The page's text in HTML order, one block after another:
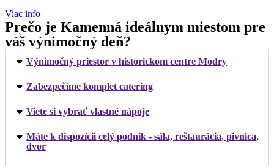
Viac info
Prečo je Kamenná ideálnym miestom pre
váš výnimočný deň?
Výnimočný priestor v historickom centre Modry
Zabezpečíme komplet catering
Viete si vybrať vlastné nápoje
Máte k dispozícii celý podnik - sála, reštaurácia, pivnica,
dvor